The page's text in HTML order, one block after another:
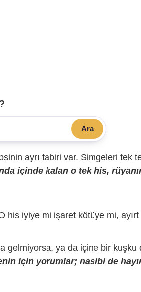
Ara
ayrı tabiri var. Simgeleri tek
içinde kalan o tek his,
his iyiye mi işaret kötüye mi, ayırt
gelmiyorsa, ya da içine bir kuşku
için yorumlar; nasibi de